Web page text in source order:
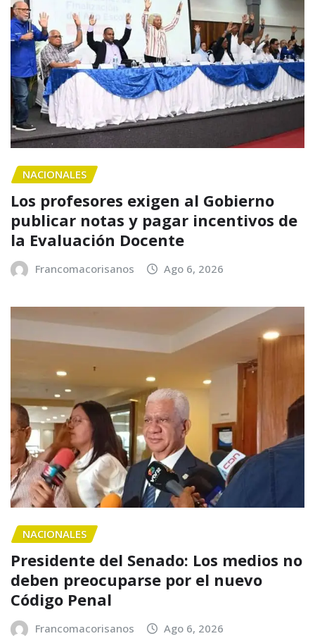
NACIONALES
Los profesores exigen al Gobierno
publicar notas y pagar incentivos de
la Evaluación Docente
Francomacorisanos Ago 6, 2026
NACIONALES
Presidente del Senado: Los medios no
deben preocuparse por el nuevo
Código Penal
Francomacorisanos Ago 6, 2026